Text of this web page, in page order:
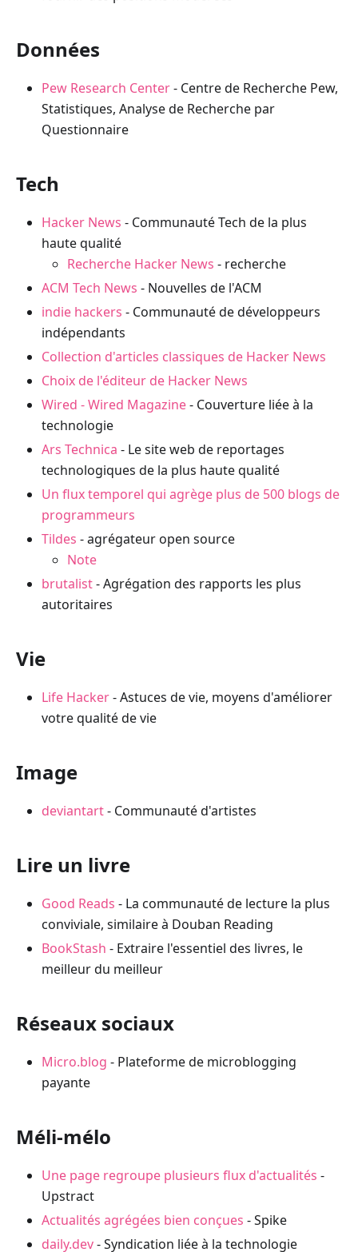
Données
Pew Research Center- Centre de Recherche Pew,
Statistiques, Analyse de Recherche par
Questionnaire
Tech
Hacker News - Communauté Tech de la plus
haute qualité
Recherche Hacker News - recherche
ACM Tech News - Nouvelles de l'ACM
indie hackers - Communauté de développeurs
indépendants
Collection d'articles classiques de Hacker News
Choix de l'éditeur de Hacker News
Wired - Wired Magazine- Couverture liée à la
technologie
Ars Technica - Le site web de reportages
technologiques de la plus haute qualité
Un flux temporel qui agrège plus de 500 blogs de
programmeurs
Tildes - agrégateur open source
Note
brutalist- Agrégation des rapports les plus
autoritaires
Vie
Life Hacker- Astuces de vie, moyens d'améliorer
votre qualité de vie
Image
deviantart- Communauté d'artistes
Lire un livre
Good Reads - La communauté de lecture la plus
conviviale, similaire à Douban Reading
BookStash - Extraire l'essentiel des livres, le
meilleur du meilleur
Réseaux sociaux
Micro.blog - Plateforme de microblogging
payante
Méli-mélo
Une page regroupe plusieurs flux d'actualités -
Upstract
Actualités agrégées bien conçues - Spike
daily.dev- Syndication liée à la technologie